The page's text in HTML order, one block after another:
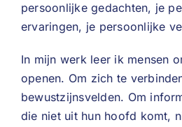
persoonlijke gedachten, je
ervaringen, je persoonlijke
In mijn werk leer ik mensen
openen. Om zich te
bewustzijnsvelden. Om
die niet uit hun hoofd komt,